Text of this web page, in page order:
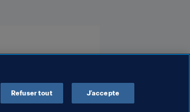
Refuser tout J’accepte